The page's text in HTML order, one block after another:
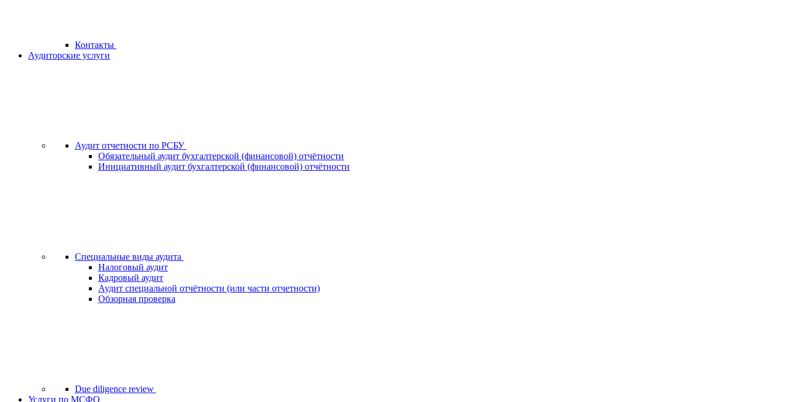
Контакты
Аудиторские услуги
Аудит отчетности по РСБУ
Обязательный аудит бухгалтерской (финансовой) отчётности
Инициативный аудит бухгалтерской (финансовой) отчётности
Специальные виды аудита
Налоговый аудит
Кадровый аудит
Аудит специальной отчётности (или части отчетности)
Обзорная проверка
Due diligence review
Услуги по МСФО